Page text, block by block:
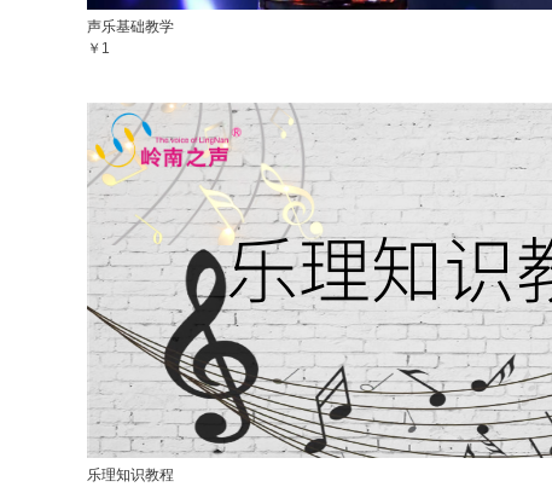
声乐基础教学
￥1
乐理知识教程